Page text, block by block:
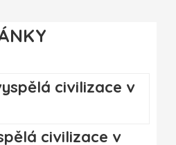
civilizace v